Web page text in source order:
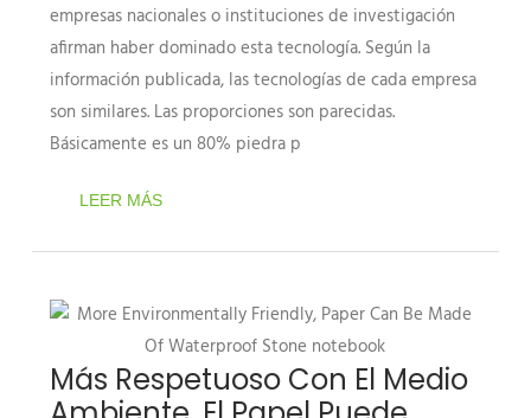
empresas nacionales o instituciones de investigación
afirman haber dominado esta tecnología. Según la
información publicada, las tecnologías de cada empresa
son similares. Las proporciones son parecidas.
Básicamente es un 80% piedra p
LEER MÁS
Más Respetuoso Con El Medio